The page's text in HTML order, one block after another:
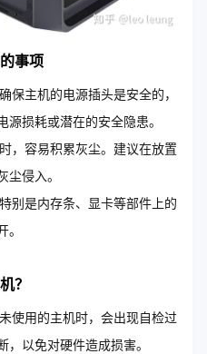
事项
保主机的电源插头是安全的，
损耗或潜在的安全隐患。
，容易积累灰尘。建议在放置
侵入。
别是内存条、显卡等部件上的
？
使用的主机时，会出现自检过
以免对硬件造成损害。